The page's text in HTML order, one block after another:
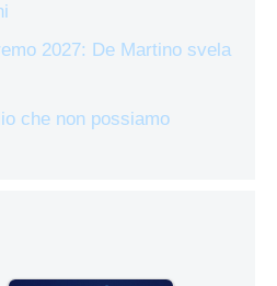
2027: De Martino svela
che non possiamo